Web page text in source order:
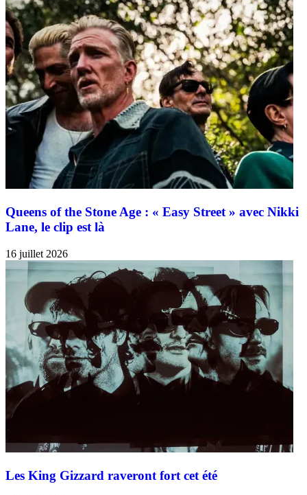
Queens of the Stone Age : « Easy Street » avec Nikki
Lane, le clip est là
16 juillet 2026
Les King Gizzard raveront fort cet été